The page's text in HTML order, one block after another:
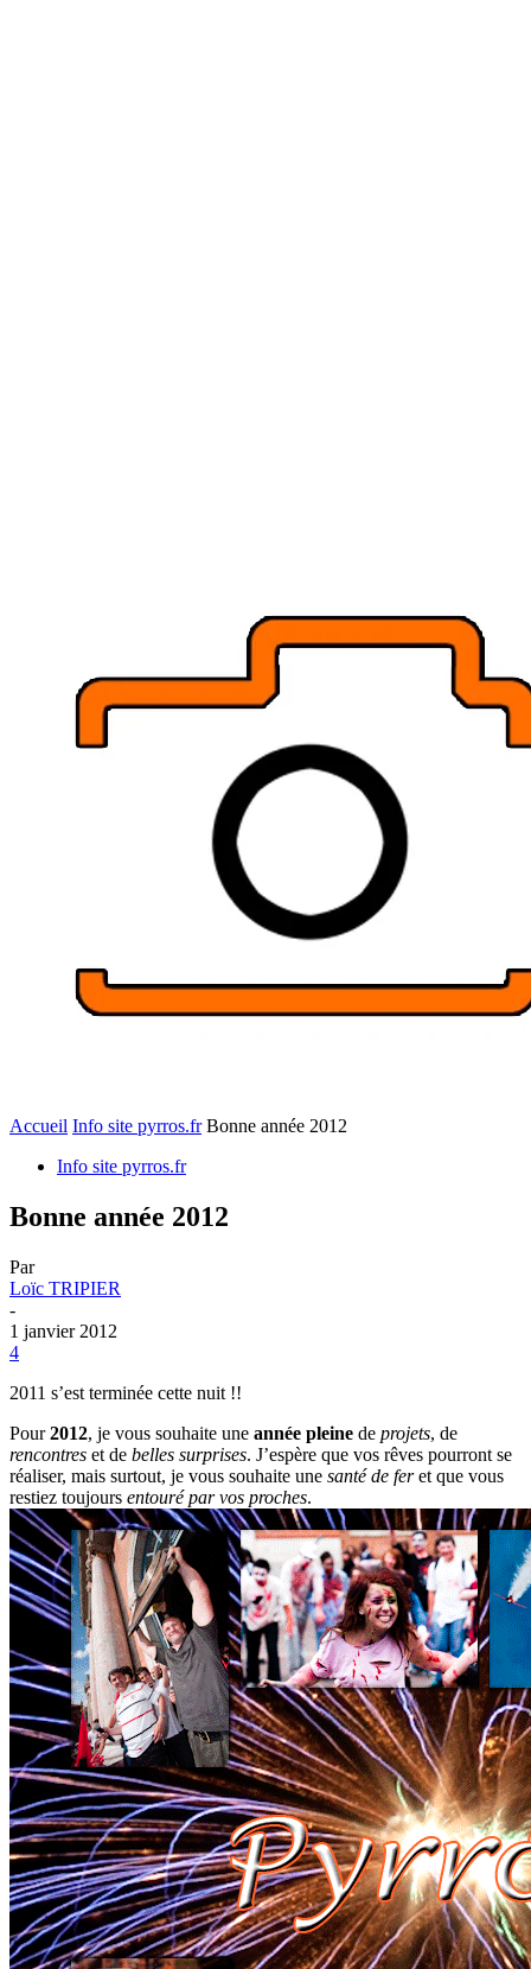
Accueil Info site pyrros.fr Bonne année 2012
Info site pyrros.fr
Bonne année 2012
Par
Loïc TRIPIER
-
1 janvier 2012
4
2011 s’est terminée cette nuit !!
Pour2012, je vous souhaite une année pleine de projets, de
rencontres et de belles surprises. J’espère que vos rêves pourront se
réaliser, mais surtout, je vous souhaite une santé de feret que vous
restiez toujours entouré par vos proches.